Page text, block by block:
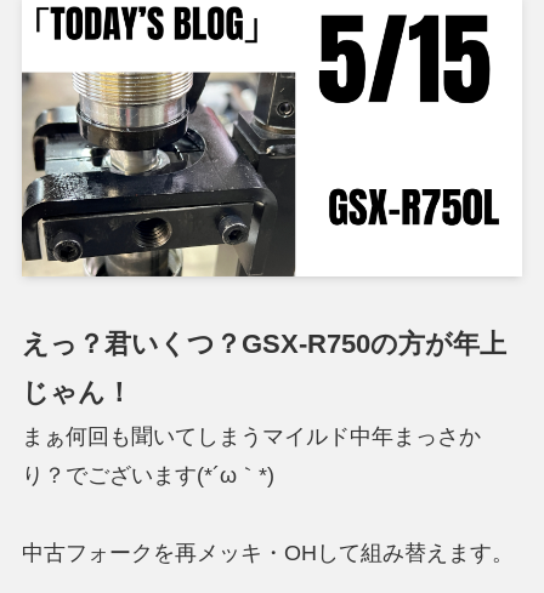
えっ？君いくつ？GSX-R750の方が年上
じゃん！
まぁ何回も聞いてしまうマイルド中年まっさか
り？でございます(*´ω｀*)
中古フォークを再メッキ・OHして組み替えます。